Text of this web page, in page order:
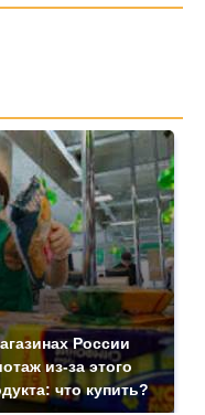
России
из-за этого
что купить?